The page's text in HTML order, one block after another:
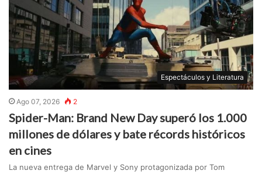
Espectáculos y Literatura
Ago 07, 2026 2
Spider-Man: Brand New Day superó los 1.000
millones de dólares y bate récords históricos
en cines
La nueva entrega de Marvel y Sony protagonizada por Tom